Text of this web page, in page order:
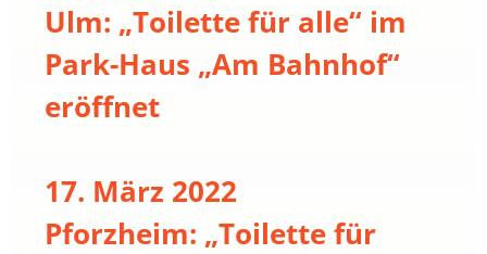
Ulm: „Toilette für alle“ im
Park-Haus „Am Bahnhof“
eröffnet
17. März 2022
Pforzheim: „Toilette für